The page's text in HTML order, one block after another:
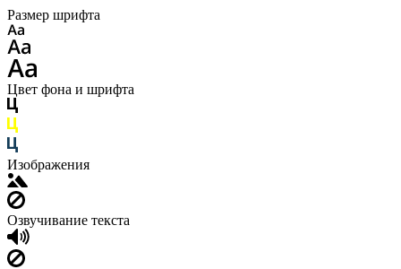
Размер шрифта
Цвет фона и шрифта
Изображения
Озвучивание текста